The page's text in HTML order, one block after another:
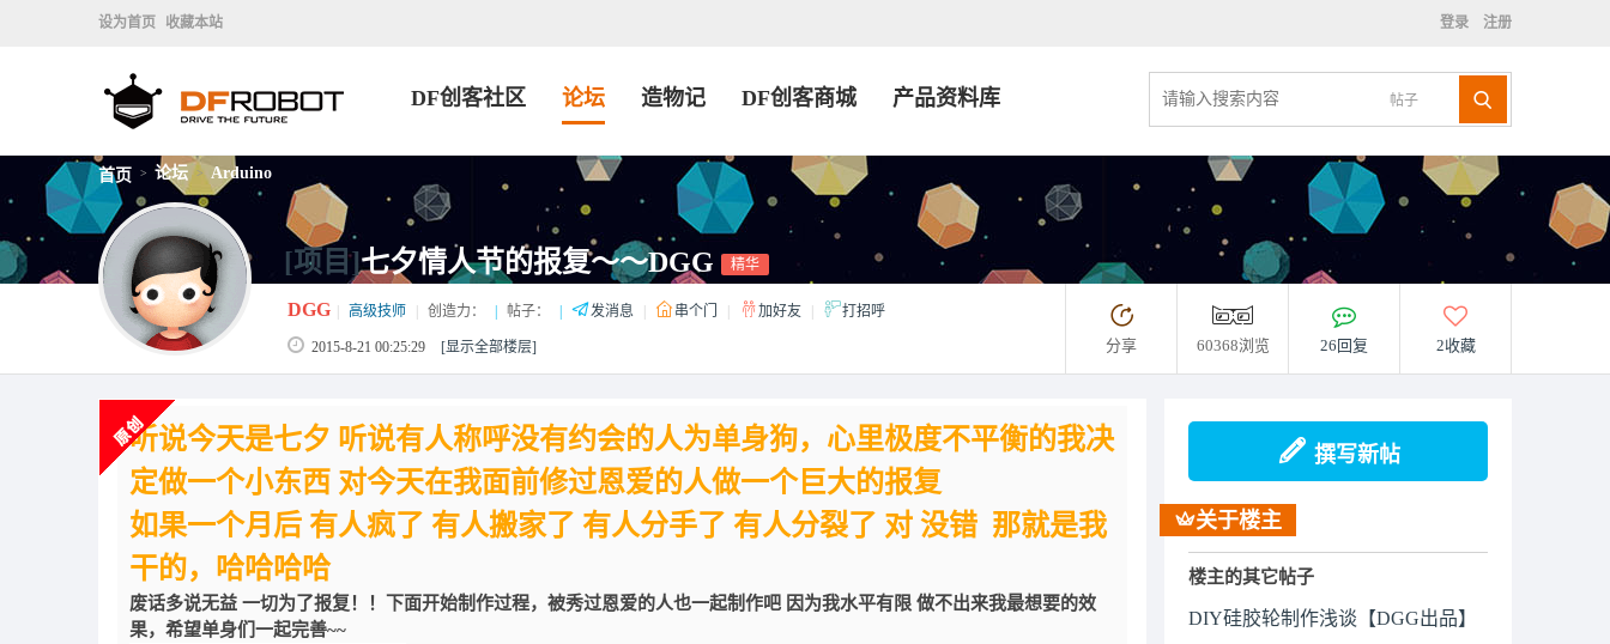
设为首页 收藏本站 登录 注册
帖子
DF创客社区 论坛 造物记 DF创客商城 产品资料库
首页 > 论坛 > Arduino
[项目]七夕情人节的报复～～DGG 精华
DGG 高级技师 创造力： 帖子： 发消息 串个门 加好友 打招呼
2015-8-21 00:25:29 [显示全部楼层] 分享 60368浏览 26回复 2收藏
听说今天是七夕 听说有人称呼没有约会的人为单身狗，心里极度不平衡的我决
定做一个小东西 对今天在我面前修过恩爱的人做一个巨大的报复
如果一个月后 有人疯了 有人搬家了 有人分手了 有人分裂了 对 没错 那就是我
干的，哈哈哈哈
废话多说无益 一切为了报复！！下面开始制作过程，被秀过恩爱的人也一起制作吧 因为我水平有限 做不出来我最想要的效
果，希望单身们一起完善~~
撰写新帖
关于楼主
楼主的其它帖子
DIY硅胶轮制作浅谈【DGG出品】